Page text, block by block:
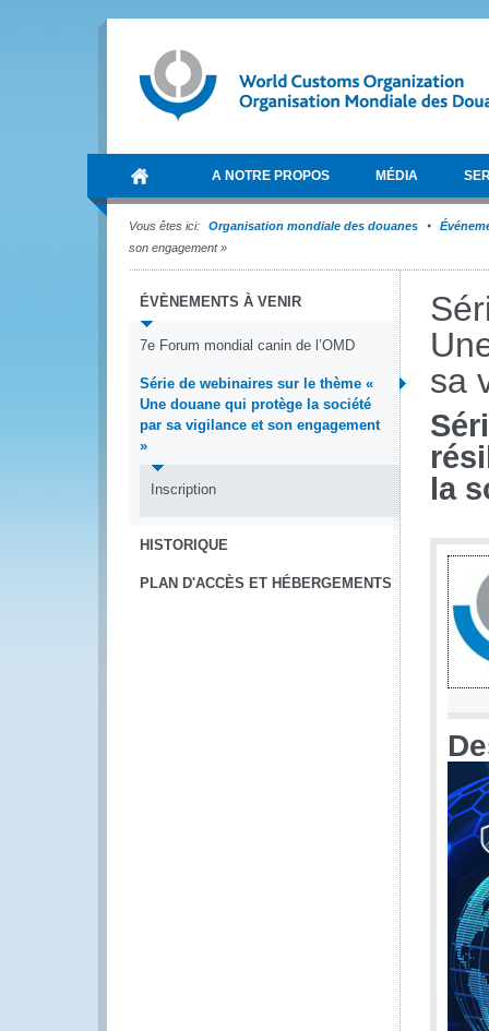
A NOTRE PROPOS MÉDIA
Vous êtes ici: Organisation mondiale des douanes
son engagement »
ÉVÈNEMENTS À VENIR
7e Forum mondial canin de l’OMD
Série de webinaires sur le thème «
Une douane qui protège la société
par sa vigilance et son engagement
»
Inscription
HISTORIQUE
PLAN D'ACCÈS ET HÉBERGEMENTS
sa
la